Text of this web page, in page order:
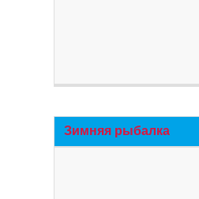
Зимняя рыбалка